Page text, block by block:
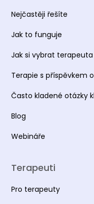
Nejčastěji řešíte
Jak to funguje
Jak si vybrat terapeuta
Terapie s příspěvkem
Často kladené otázky
Blog
Webináře
Terapeuti
Pro terapeuty